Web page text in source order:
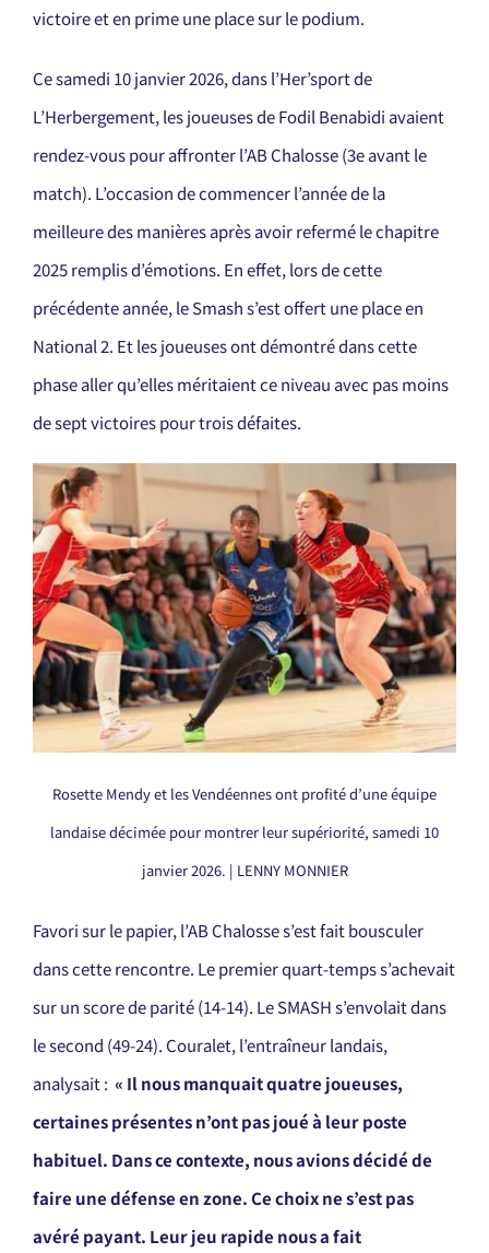
victoire et en prime une place sur le podium.
Ce samedi 10 janvier 2026, dans l’Her’sport de
L’Herbergement, les joueuses de Fodil Benabidi avaient
rendez-vous pour affronter l’AB Chalosse (3e avant le
match). L’occasion de commencer l’année de la
meilleure des manières après avoir refermé le chapitre
2025 remplis d’émotions. En effet, lors de cette
précédente année, le Smash s’est offert une place en
National 2. Et les joueuses ont démontré dans cette
phase aller qu’elles méritaient ce niveau avec pas moins
de sept victoires pour trois défaites.
Rosette Mendy et les Vendéennes ont profité d’une équipe
landaise décimée pour montrer leur supériorité, samedi 10
janvier 2026. | LENNY MONNIER
Favori sur le papier, l’AB Chalosse s’est fait bousculer
dans cette rencontre. Le premier quart-temps s’achevait
sur un score de parité (14-14). Le SMASH s’envolait dans
le second (49-24). Couralet, l’entraîneur landais,
analysait : « Il nous manquait quatre joueuses,
certaines présentes n’ont pas joué à leur poste
habituel. Dans ce contexte, nous avions décidé de
faire une défense en zone. Ce choix ne s’est pas
avéré payant. Leur jeu rapide nous a fait